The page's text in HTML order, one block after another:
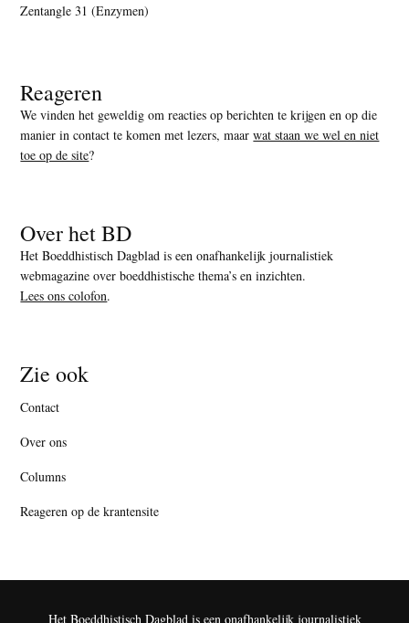
Zentangle 31 (Enzymen)
Reageren
We vinden het geweldig om reacties op berichten te krijgen en op die
manier in contact te komen met lezers, maarwat staan we wel en niet
toe op de site?
Over het BD
Het Boeddhistisch Dagblad is een onafhankelijk journalistiek
webmagazine over boeddhistische thema’s en inzichten.
Lees ons colofon.
Zie ook
Contact
Over ons
Columns
Reageren op de krantensite
Het Boeddhistisch Dagblad is een onafhankelijk journalistiek